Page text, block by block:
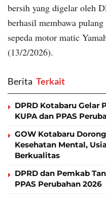
bersih yang digelar oleh
berhasil membawa
sepeda motor matic
(13/2/2026).
Berita ‎ Terkait
DPRD Kotabaru Gelar
KUPA dan PPAS
GOW Kotabaru
Kesehatan Mental,
Berkualitas
DPRD dan Pemkab
PPAS Perubahan 2026